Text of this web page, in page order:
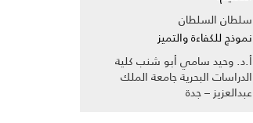
سلطان السلطان
نموذج للكفاءة والتميز
أ.د. وحيد سامي أبو شنب كلية
الدراسات البحرية جامعة الملك
عبدالعزيز – جدة